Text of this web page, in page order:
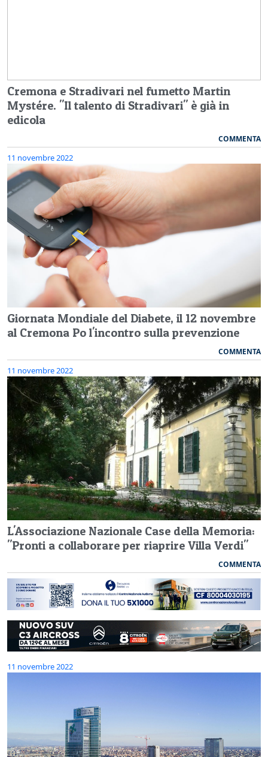
Cremona e Stradivari nel fumetto Martin
Mystére. "Il talento di Stradivari" è già in
edicola
COMMENTA
11 novembre 2022
Giornata Mondiale del Diabete, il 12 novembre
al Cremona Po l'incontro sulla prevenzione
COMMENTA
11 novembre 2022
L'Associazione Nazionale Case della Memoria:
"Pronti a collaborare per riaprire Villa Verdi"
COMMENTA
11 novembre 2022